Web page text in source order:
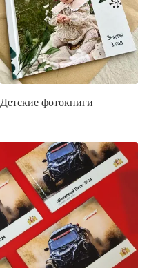
Детские фотокниги